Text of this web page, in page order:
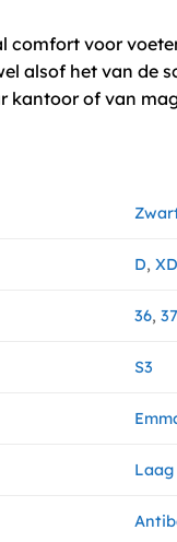
voor
alsof het van de
of van
D,XD
36,37
S3
Laag